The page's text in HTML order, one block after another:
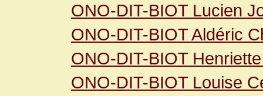
ONO-DIT-BIOT Lucien
ONO-DIT-BIOT Aldéric
ONO-DIT-BIOT
ONO-DIT-BIOT Louise